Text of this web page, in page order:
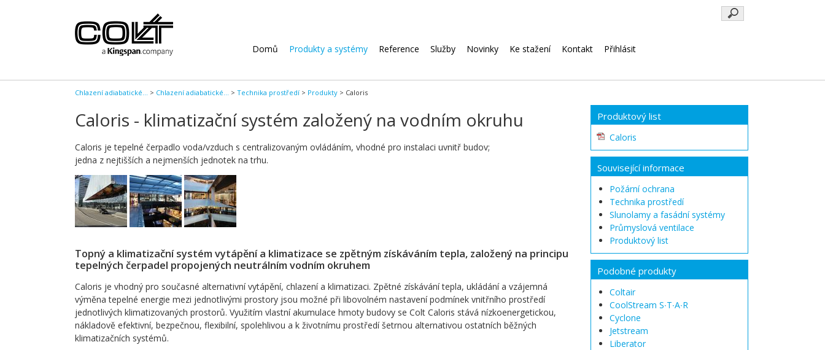
Klíčová
slova
navigaci
Domů Produkty a systémy Reference Služby Novinky Ke stažení Kontakt Přihlásit
Chlazení adiabatické... > Chlazení adiabatické... > Technika prostředí > Produkty > Caloris
Caloris - klimatizační systém založený na vodním okruhu
Caloris je tepelné čerpadlo voda/vzduch s centralizovaným ovládáním, vhodné pro instalaci uvnitř budov;
jedna z nejtišších a nejmenších jednotek na trhu.
Topný a klimatizační systém vytápění a klimatizace se zpětným získáváním tepla, založený na principu
tepelných čerpadel propojených neutrálním vodním okruhem
Caloris je vhodný pro současné alternativní vytápění, chlazení a klimatizaci. Zpětné získávání tepla, ukládání a vzájemná
výměna tepelné energie mezi jednotlivými prostory jsou možné při libovolném nastavení podmínek vnitřního prostředí
jednotlivých klimatizovaných prostorů. Využitím vlastní akumulace hmoty budovy se Colt Caloris stává nízkoenergetickou,
nákladově efektivní, bezpečnou, flexibilní, spolehlivou a k životnímu prostředí šetrnou alternativou ostatních běžných
klimatizačních systémů.
Produktový list
Caloris
Související informace
Požární ochrana
Technika prostředí
Slunolamy a fasádní systémy
Průmyslová ventilace
Produktový list
Podobné produkty
Coltair
CoolStream S∙T∙A∙R
Cyclone
Jetstream
Liberator